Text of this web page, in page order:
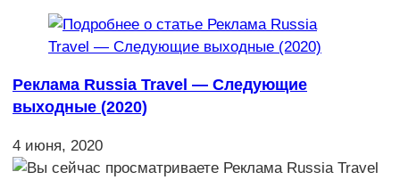
Реклама Russia Travel — Следующие
выходные (2020)
4 июня, 2020